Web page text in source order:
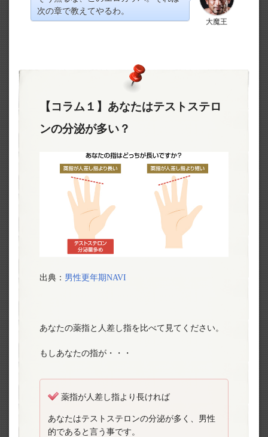
大魔王
次の章で教えてやるわ。
【コラム１】あなたはテストステロ
ンの分泌が多い？
出典： 男性更年期NAVI
あなたの薬指と人差し指を比べて見てください。
もしあなたの指が・・・
薬指が人差し指より長ければ
あなたはテストステロンの分泌が多く、男性
的であると言う事です。